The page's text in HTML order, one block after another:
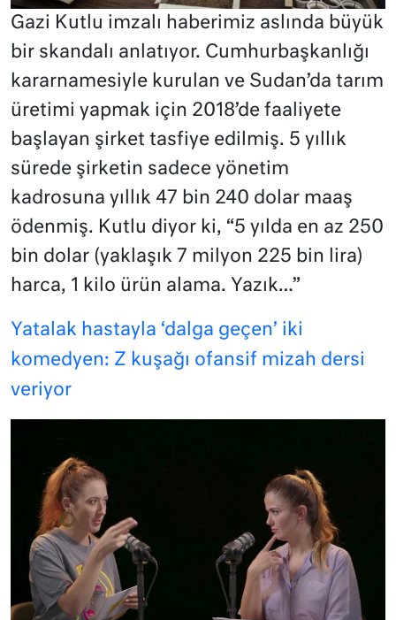
Gazi Kutlu imzalı haberimiz aslında büyük
bir skandalı anlatıyor. Cumhurbaşkanlığı
kararnamesiyle kurulan ve Sudan’da tarım
üretimi yapmak için 2018’de faaliyete
başlayan şirket tasfiye edilmiş. 5 yıllık
sürede şirketin sadece yönetim
kadrosuna yıllık 47 bin 240 dolar maaş
ödenmiş. Kutlu diyor ki, “5 yılda en az 250
bin dolar (yaklaşık 7 milyon 225 bin lira)
harca, 1 kilo ürün alama. Yazık…”
Yatalak hastayla ‘dalga geçen’ iki
komedyen: Z kuşağı ofansif mizah dersi
veriyor